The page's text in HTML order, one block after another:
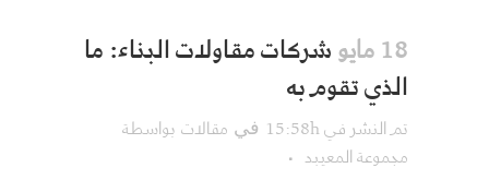
18 مايو
شركات مقاولات البناء: ما
الذي تقوم به
تم النشر في 15:58h في مقالات بواسطة
مجموعة المعيبد